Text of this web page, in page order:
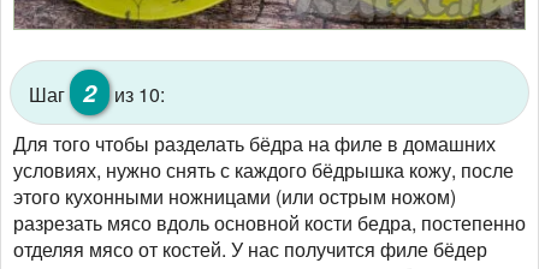
Шаг 2
из 10:
Для того чтобы разделать бёдра на филе в домашних
условиях, нужно снять с каждого бёдрышка кожу, после
этого кухонными ножницами (или острым ножом)
разрезать мясо вдоль основной кости бедра, постепенно
отделяя мясо от костей. У нас получится филе бёдер